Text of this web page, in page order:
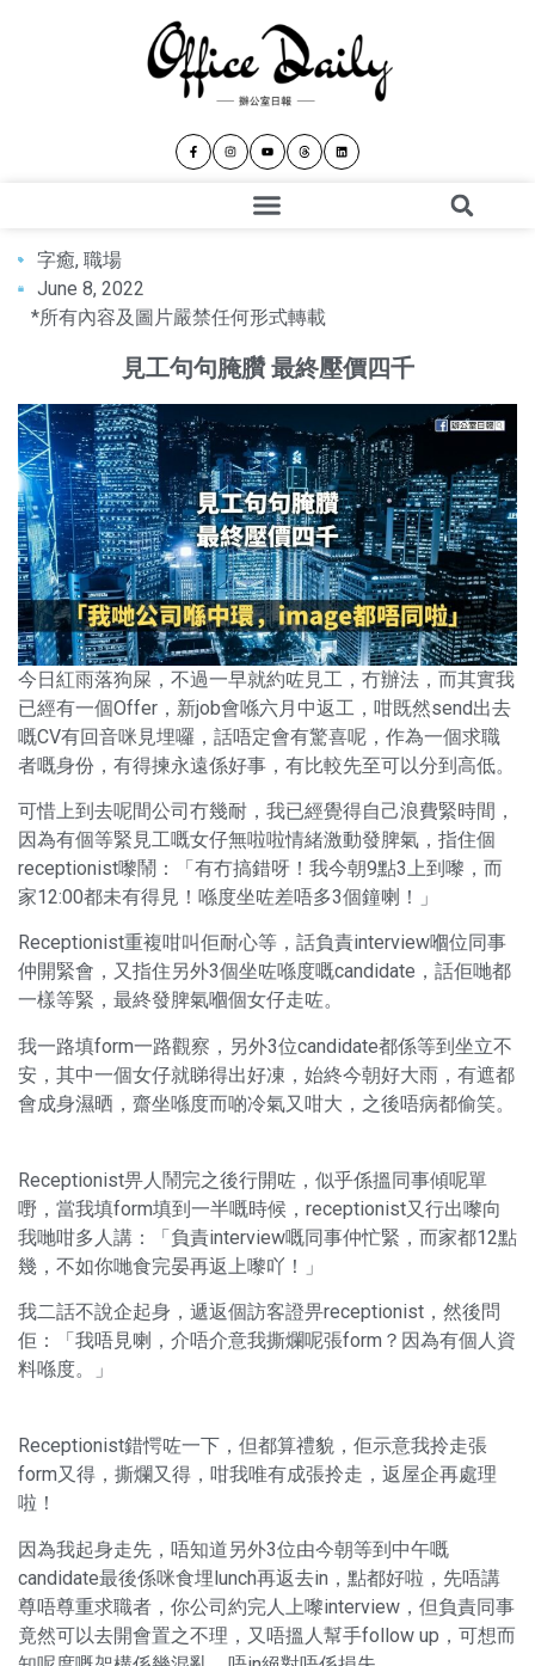
字癒, 職場
June 8, 2022
*所有內容及圖片嚴禁任何形式轉載
見工句句腌臢 最終壓價四千
今日紅雨落狗屎，不過一早就約咗見工，冇辦法，而其實我
已經有一個Offer，新job會喺六月中返工，咁既然send出去
嘅CV有回音咪見埋囉，話唔定會有驚喜呢，作為一個求職
者嘅身份，有得揀永遠係好事，有比較先至可以分到高低。
可惜上到去呢間公司冇幾耐，我已經覺得自己浪費緊時間，
因為有個等緊見工嘅女仔無啦啦情緒激動發脾氣，指住個
receptionist嚟鬧：「有冇搞錯呀！我今朝9點3上到嚟，而
家12:00都未有得見！喺度坐咗差唔多3個鐘喇！」
Receptionist重複咁叫佢耐心等，話負責interview嗰位同事
仲開緊會，又指住另外3個坐咗喺度嘅candidate，話佢哋都
一樣等緊，最終發脾氣嗰個女仔走咗。
我一路填form一路觀察，另外3位candidate都係等到坐立不
安，其中一個女仔就睇得出好凍，始終今朝好大雨，有遮都
會成身濕晒，齋坐喺度而啲冷氣又咁大，之後唔病都偷笑。
Receptionist畀人鬧完之後行開咗，似乎係搵同事傾呢單
嘢，當我填form填到一半嘅時候，receptionist又行出嚟向
我哋咁多人講：「負責interview嘅同事仲忙緊，而家都12點
幾，不如你哋食完晏再返上嚟吖！」
我二話不說企起身，遞返個訪客證畀receptionist，然後問
佢：「我唔見喇，介唔介意我撕爛呢張form？因為有個人資
料喺度。」
Receptionist錯愕咗一下，但都算禮貌，佢示意我拎走張
form又得，撕爛又得，咁我唯有成張拎走，返屋企再處理
啦！
因為我起身走先，唔知道另外3位由今朝等到中午嘅
candidate最後係咪食埋lunch再返去in，點都好啦，先唔講
尊唔尊重求職者，你公司約完人上嚟interview，但負責同事
竟然可以去開會置之不理，又唔搵人幫手follow up，可想而